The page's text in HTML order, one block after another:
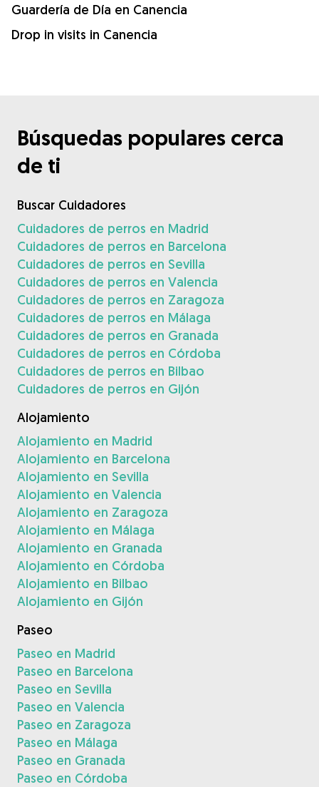
Guardería de Día en Canencia
Drop in visits in Canencia
Búsquedas populares cerca
de ti
Buscar Cuidadores
Cuidadores de perros en Madrid
Cuidadores de perros en Barcelona
Cuidadores de perros en Sevilla
Cuidadores de perros en Valencia
Cuidadores de perros en Zaragoza
Cuidadores de perros en Málaga
Cuidadores de perros en Granada
Cuidadores de perros en Córdoba
Cuidadores de perros en Bilbao
Cuidadores de perros en Gijón
Alojamiento
Alojamiento en Madrid
Alojamiento en Barcelona
Alojamiento en Sevilla
Alojamiento en Valencia
Alojamiento en Zaragoza
Alojamiento en Málaga
Alojamiento en Granada
Alojamiento en Córdoba
Alojamiento en Bilbao
Alojamiento en Gijón
Paseo
Paseo en Madrid
Paseo en Barcelona
Paseo en Sevilla
Paseo en Valencia
Paseo en Zaragoza
Paseo en Málaga
Paseo en Granada
Paseo en Córdoba